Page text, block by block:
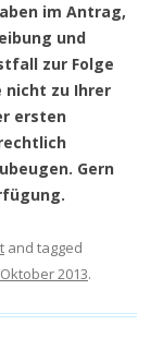
im Antrag,
und
zur Folge
nicht zu Ihrer
ersten
Gern
and tagged
Oktober 2013.